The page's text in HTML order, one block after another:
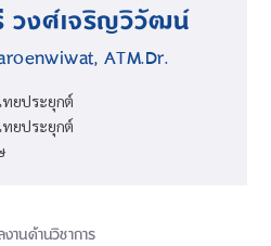
วงศ์เจริญวิวัฒน์
ATM.Dr.
ยประยุกต์
ยประยุกต์
านด้านวิชาการ